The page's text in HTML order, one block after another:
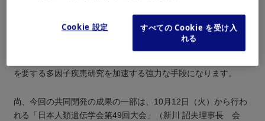
マルチプレックス法は他にもありますが、本方法ではDNAコン
を要する多因子疾患研究を加速する強力な手段になります。
尚、今回の共同開発の成果の一部は、10月12日（火）から行わ
れる「日本人類遺伝学会第49回大会」（新川 詔夫理事長 会
Cookie 設定
すべての Cookie を受け入
れる